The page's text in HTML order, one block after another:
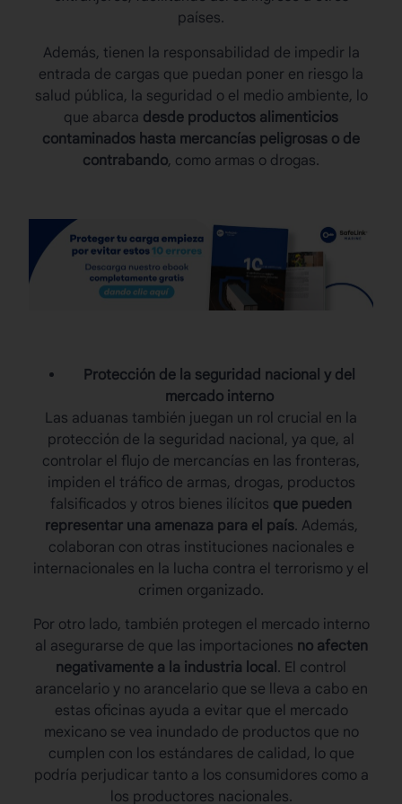
países.
Además, tienen la responsabilidad de impedir la
entrada de cargas que puedan poner en riesgo la
salud pública, la seguridad o el medio ambiente, lo
que abarca desde productos alimenticios
contaminados hasta mercancías peligrosas o de
contrabando, como armas o drogas.
Protección de la seguridad nacional y del
mercado interno
Las aduanas también juegan un rol crucial en la
protección de la seguridad nacional, ya que, al
controlar el flujo de mercancías en las fronteras,
impiden el tráfico de armas, drogas, productos
falsificados y otros bienes ilícitos que pueden
representar una amenaza para el país. Además,
colaboran con otras instituciones nacionales e
internacionales en la lucha contra el terrorismo y el
crimen organizado.
Por otro lado, también protegen el mercado interno
al asegurarse de que las importaciones no afecten
negativamente a la industria local. El control
arancelario y no arancelario que se lleva a cabo en
estas oficinas ayuda a evitar que el mercado
mexicano se vea inundado de productos que no
cumplen con los estándares de calidad, lo que
podría perjudicar tanto a los consumidores como a
los productores nacionales.